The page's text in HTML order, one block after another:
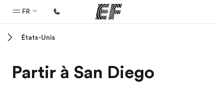
FR
Programmes
États-Unis
Partir à San Diego